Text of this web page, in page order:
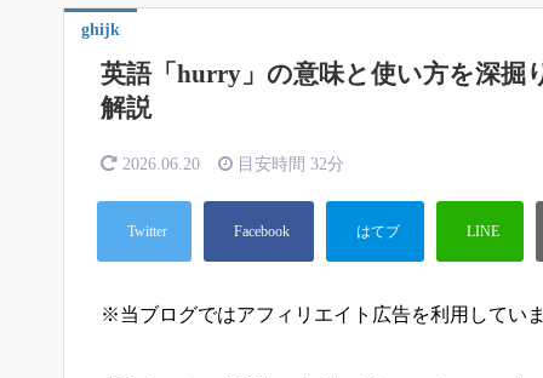
ghijk
英語「hurry」の意味と使い方を深掘
解説
2026.06.20 目安時間 32分
※当ブログではアフィリエイト広告を利用してい